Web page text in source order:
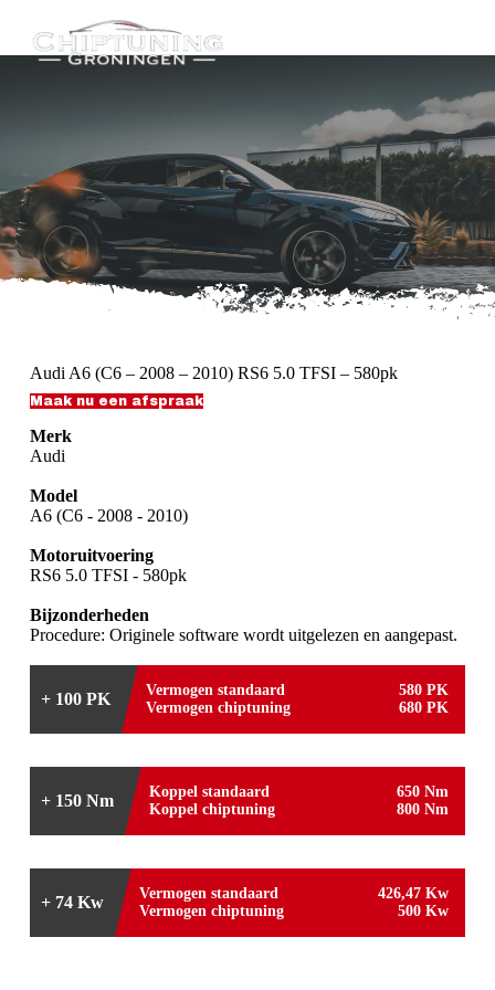
n
i
n
h
u
d
Audi A6 (C6 – 2008 – 2010) RS6 5.0 TFSI – 580pk
Maak nu een afspraak
Merk
Audi
Model
A6 (C6 - 2008 - 2010)
Motoruitvoering
RS6 5.0 TFSI - 580pk
Bijzonderheden
Procedure: Originele software wordt uitgelezen en aangepast.
+ 100 PK Vermogen standaard
580 PK
Vermogen chiptuning
680 PK
+ 150 Nm Koppel standaard
650 Nm
Koppel chiptuning
800 Nm
+ 74 Kw Vermogen standaard
426,47 Kw
Vermogen chiptuning
500 Kw